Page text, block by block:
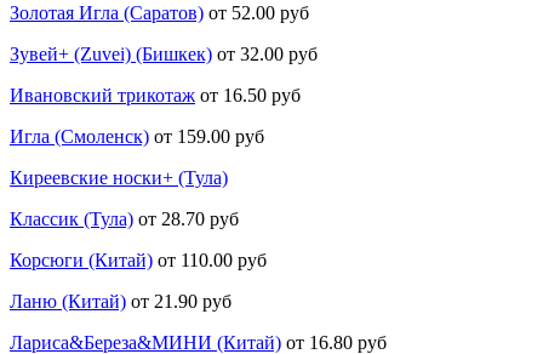
Золотая Игла (Саратов) от 52.00 руб
Зувей+ (Zuvei) (Бишкек) от 32.00 руб
Ивановский трикотаж от 16.50 руб
Игла (Смоленск) от 159.00 руб
Киреевские носки+ (Тула)
Классик (Тула) от 28.70 руб
Корсюги (Китай) от 110.00 руб
Ланю (Китай) от 21.90 руб
Лариса&Береза&МИНИ (Китай) от 16.80 руб